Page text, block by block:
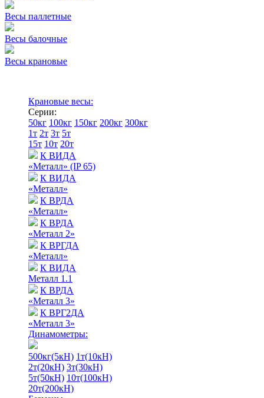
Весы паллетные
Весы балочные
Весы крановые
Крановые весы:
Серии:
50кг 100кг 150кг 200кг 300кг
1т 2т 3т 5т
15т 10т 20т
К ВИДА
«Металл» (IP 65)
К ВИДА
«Металл»
К ВРДА
«Металл»
К ВРДА
«Металл 2»
К ВРГДА
«Металл»
К ВИДА
Металл 1.1
К ВРДА
«Металл 3»
К ВРГ2ДА
«Металл 3»
Динамометры:
500кг(5кН) 1т(10кН)
2т(20кН) 3т(30кН)
5т(50кН) 10т(100кН)
20т(200кН)